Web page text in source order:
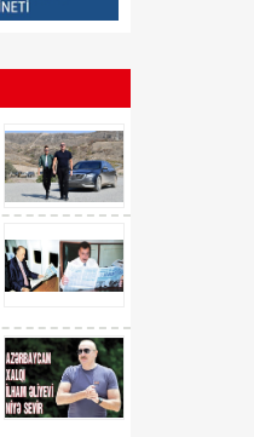
07 Avqust
18:23
18:22
07 Avqust